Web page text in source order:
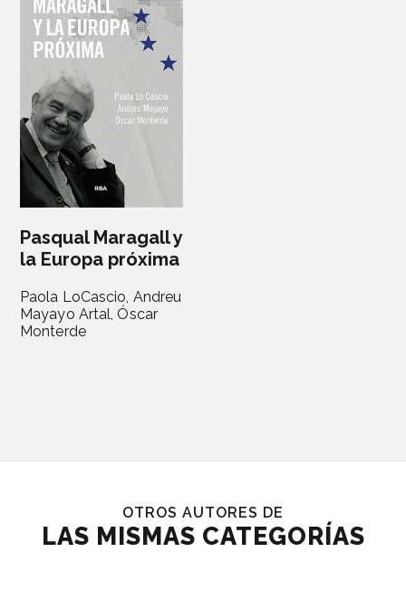
Pasqual Maragall y
la Europa próxima
Paola LoCascio, Andreu
Mayayo Artal, Óscar
Monterde
OTROS AUTORES DE
LAS MISMAS CATEGORÍAS